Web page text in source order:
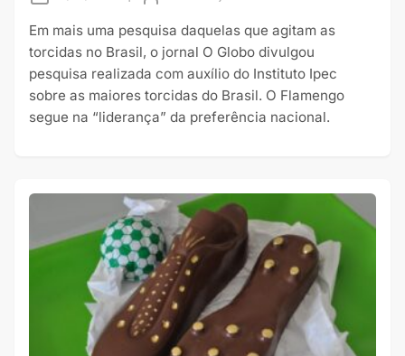
Em mais uma pesquisa daquelas que agitam as
torcidas no Brasil, o jornal O Globo divulgou
pesquisa realizada com auxílio do Instituto Ipec
sobre as maiores torcidas do Brasil. O Flamengo
segue na “liderança” da preferência nacional.